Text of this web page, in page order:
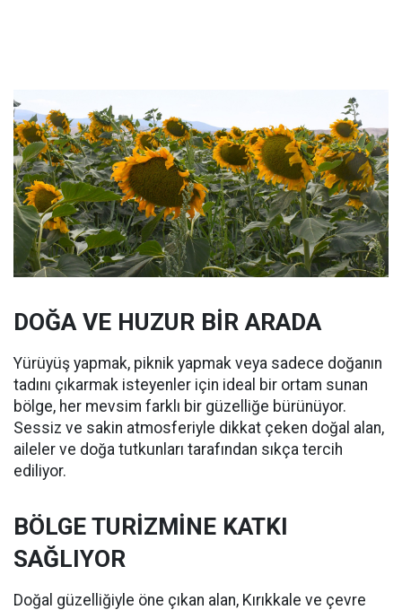
DOĞA VE HUZUR BİR ARADA
Yürüyüş yapmak, piknik yapmak veya sadece doğanın
tadını çıkarmak isteyenler için ideal bir ortam sunan
bölge, her mevsim farklı bir güzelliğe bürünüyor.
Sessiz ve sakin atmosferiyle dikkat çeken doğal alan,
aileler ve doğa tutkunları tarafından sıkça tercih
ediliyor.
BÖLGE TURİZMİNE KATKI
SAĞLIYOR
Doğal güzelliğiyle öne çıkan alan, Kırıkkale ve çevre